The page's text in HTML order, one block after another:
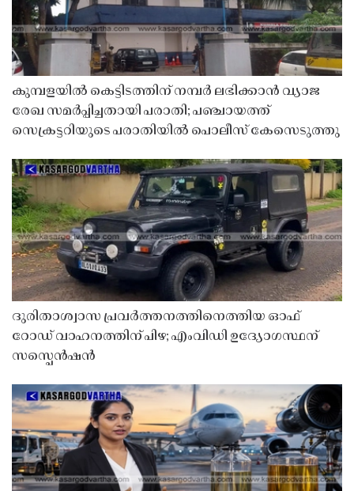
കുമ്പളയിൽ കെട്ടിടത്തിന് നമ്പർ ലഭിക്കാൻ വ്യാജ
രേഖ സമർപ്പിച്ചതായി പരാതി; പഞ്ചായത്ത്
സെക്രട്ടറിയുടെ പരാതിയിൽ പൊലീസ് കേസെടുത്തു
ദുരിതാശ്വാസ പ്രവർത്തനത്തിനെത്തിയ ഓഫ്
റോഡ് വാഹനത്തിന് പിഴ; എംവിഡി ഉദ്യോഗസ്ഥന്
സസ്പെൻഷൻ